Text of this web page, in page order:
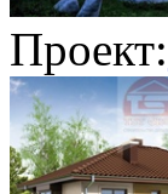
Проект: